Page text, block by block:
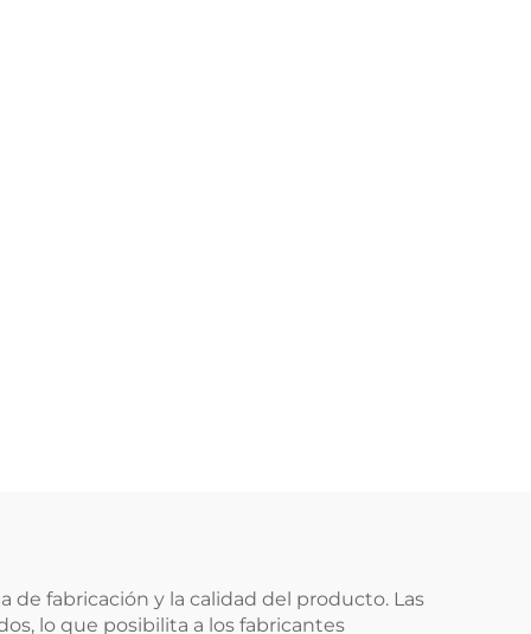
fabricación y la calidad del producto. Las
lo que posibilita a los fabricantes